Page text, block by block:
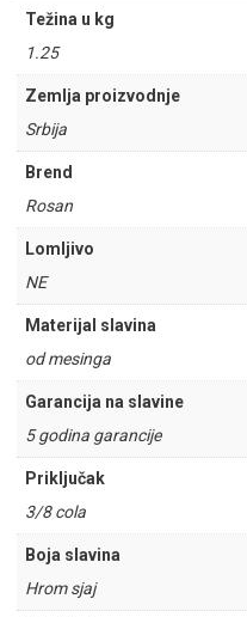
Težina u kg
1.25
Zemlja proizvodnje
Srbija
Brend
Rosan
Lomljivo
NE
Materijal slavina
od mesinga
Garancija na slavine
5 godina garancije
Priključak
3/8 cola
Boja slavina
Hrom sjaj